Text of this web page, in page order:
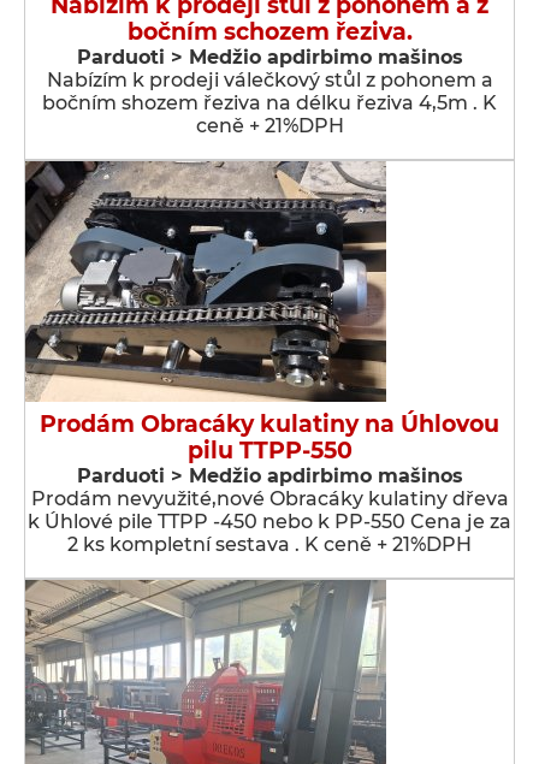
bočním schozem řeziva.
Parduoti > Medžio apdirbimo mašinos
Nabízím k prodeji válečkový stůl z pohonem a
bočním shozem řeziva na délku řeziva 4,5m . K
ceně + 21%DPH
Prodám Obracáky kulatiny na Úhlovou
pilu TTPP-550
Parduoti > Medžio apdirbimo mašinos
Prodám nevyužité,nové Obracáky kulatiny dřeva
k Úhlové pile TTPP -450 nebo k PP-550 Cena je za
2 ks kompletní sestava . K ceně + 21%DPH